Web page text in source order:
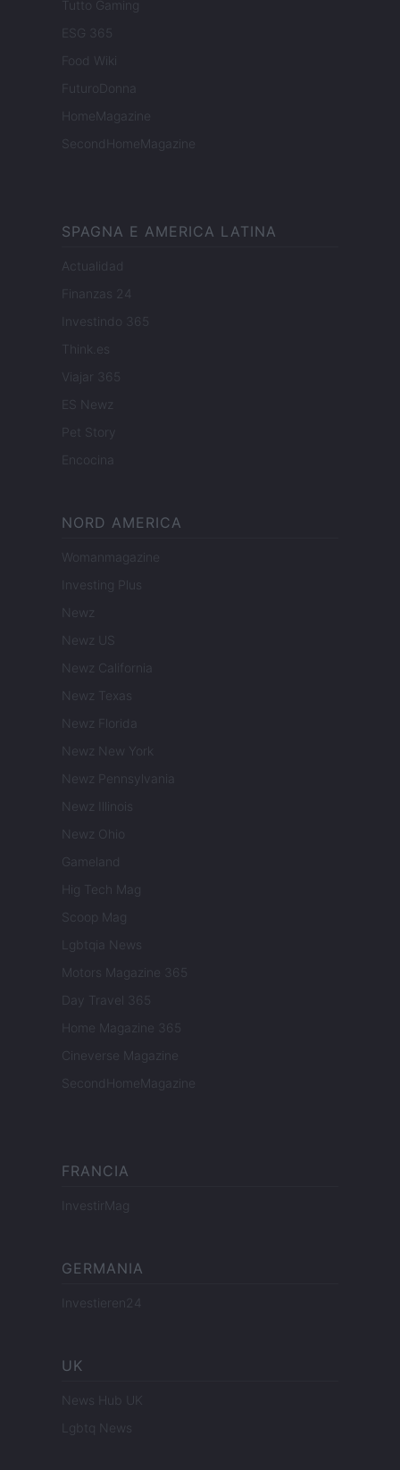
Tutto Gaming
ESG 365
Food Wiki
FuturoDonna
HomeMagazine
SecondHomeMagazine
SPAGNA E AMERICA LATINA
Actualidad
Finanzas 24
Investindo 365
Think.es
Viajar 365
ES Newz
Pet Story
Encocina
NORD AMERICA
Womanmagazine
Investing Plus
Newz
Newz US
Newz California
Newz Texas
Newz Florida
Newz New York
Newz Pennsylvania
Newz Illinois
Newz Ohio
Gameland
Hig Tech Mag
Scoop Mag
Lgbtqia News
Motors Magazine 365
Day Travel 365
Home Magazine 365
Cineverse Magazine
SecondHomeMagazine
FRANCIA
InvestirMag
GERMANIA
Investieren24
UK
News Hub UK
Lgbtq News